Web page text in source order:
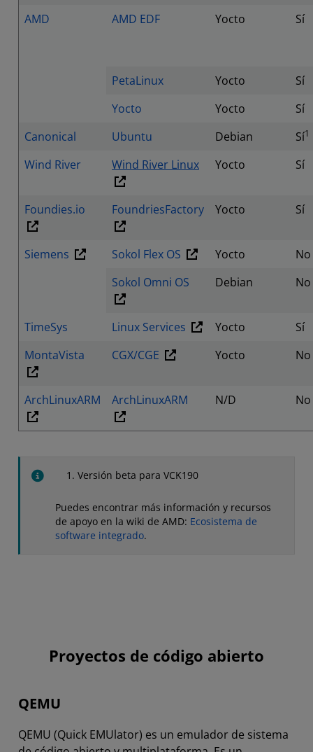
AMD
AMD EDF Yocto Sí
PetaLinux Yocto
Sí
Yocto
Yocto
Sí
Canonical
Ubuntu Debian Sí1
Wind River Wind River Linux Yocto Sí
Foundies.io FoundriesFactory Yocto Sí
Siemens Sokol Flex OS Yocto
No
Sokol Omni OS
Debian No
TimeSys Linux Services Yocto
Sí
MontaVista
CGX/CGE Yocto No
ArchLinuxARM ArchLinuxARM N/D No
Versión beta para VCK190
Puedes encontrar más información y recursos
de apoyo en la wiki de AMD: Ecosistema de
software integrado.
Proyectos de código abierto
QEMU
QEMU (Quick EMUlator) es un emulador de sistema